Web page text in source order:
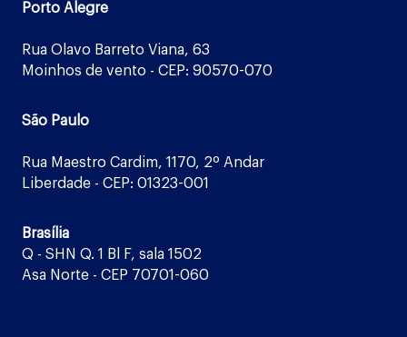
Porto Alegre
Rua Olavo Barreto Viana, 63
Moinhos de vento - CEP: 90570-070
São Paulo
Rua Maestro Cardim, 1170, 2º Andar
Liberdade - CEP: 01323-001
Brasília
Q - SHN Q. 1 Bl F, sala 1502
Asa Norte - CEP 70701-060